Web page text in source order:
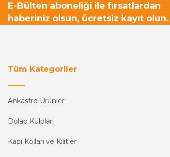
E-Bülten aboneliği ile fırsatlardan
haberiniz olsun, ücretsiz kayıt olun.
Tüm Kategoriler
Ankastre Ürünler
Dolap Kulpları
Kapı Kolları ve Kilitler